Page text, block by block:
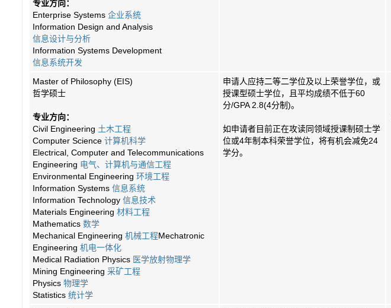
专业方向：
Enterprise Systems 企业系统
Information Design and Analysis
信息设计与分析
Information Systems Development
信息系统开发
Master of Philosophy (EIS)
哲学硕士
专业方向：
Civil Engineering 土木工程
Computer Science 计算机科学
Electrical, Computer and Telecommunications
Engineering 电气、计算机与通信工程
Environmental Engineering 环境工程
Information Systems 信息系统
Information Technology 信息技术
Materials Engineering 材料工程
Mathematics 数学
Mechanical Engineering 机械工程Mechatronic
Engineering 机电一体化
Medical Radiation Physics 医学放射物理学
Mining Engineering 采矿工程
Physics 物理学
Statistics 统计学
申请人应持二等二学位及以上荣誉学位，或
授课型硕士学位，且平均成绩不低于60
分/GPA 2.8(4分制)。
如申请者目前正在攻读同领域授课制硕士学
位或4年制本科荣誉学位，将有机会减免24
学分。